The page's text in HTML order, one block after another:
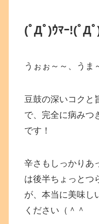
(ﾟДﾟ)ｳﾏｰ!(ﾟДﾟ
うぉぉ～～、うま
豆鼓の深いコクと
で、完全に病みつ
です！
辛さもしっかりあ
は後半ちょっとつ
が、本当に美味し
ください（＾＾